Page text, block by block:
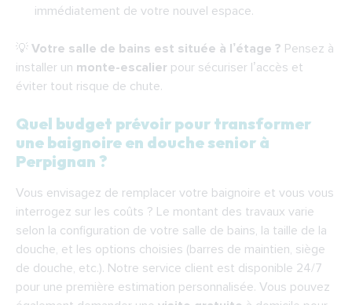
immédiatement de votre nouvel espace.
💡 Votre salle de bains est située à l’étage ? Pensez à
installer un monte-escalier pour sécuriser l’accès et
éviter tout risque de chute.
Quel budget prévoir pour transformer
une baignoire en douche senior à
Perpignan ?
Vous envisagez de remplacer votre baignoire et vous vous
interrogez sur les coûts ? Le montant des travaux varie
selon la configuration de votre salle de bains, la taille de la
douche, et les options choisies (barres de maintien, siège
de douche, etc.). Notre service client est disponible 24/7
pour une première estimation personnalisée. Vous pouvez